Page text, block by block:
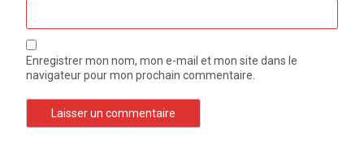
Enregistrer mon nom, mon e-mail et mon site dans le
navigateur pour mon prochain commentaire.